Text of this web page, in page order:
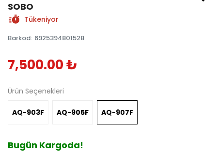
SOBO
Tükeniyor
Barkod: 6925394801528
7,500.00 ₺
Ürün Seçenekleri
AQ-903F AQ-905F AQ-907F
Bugün Kargoda!